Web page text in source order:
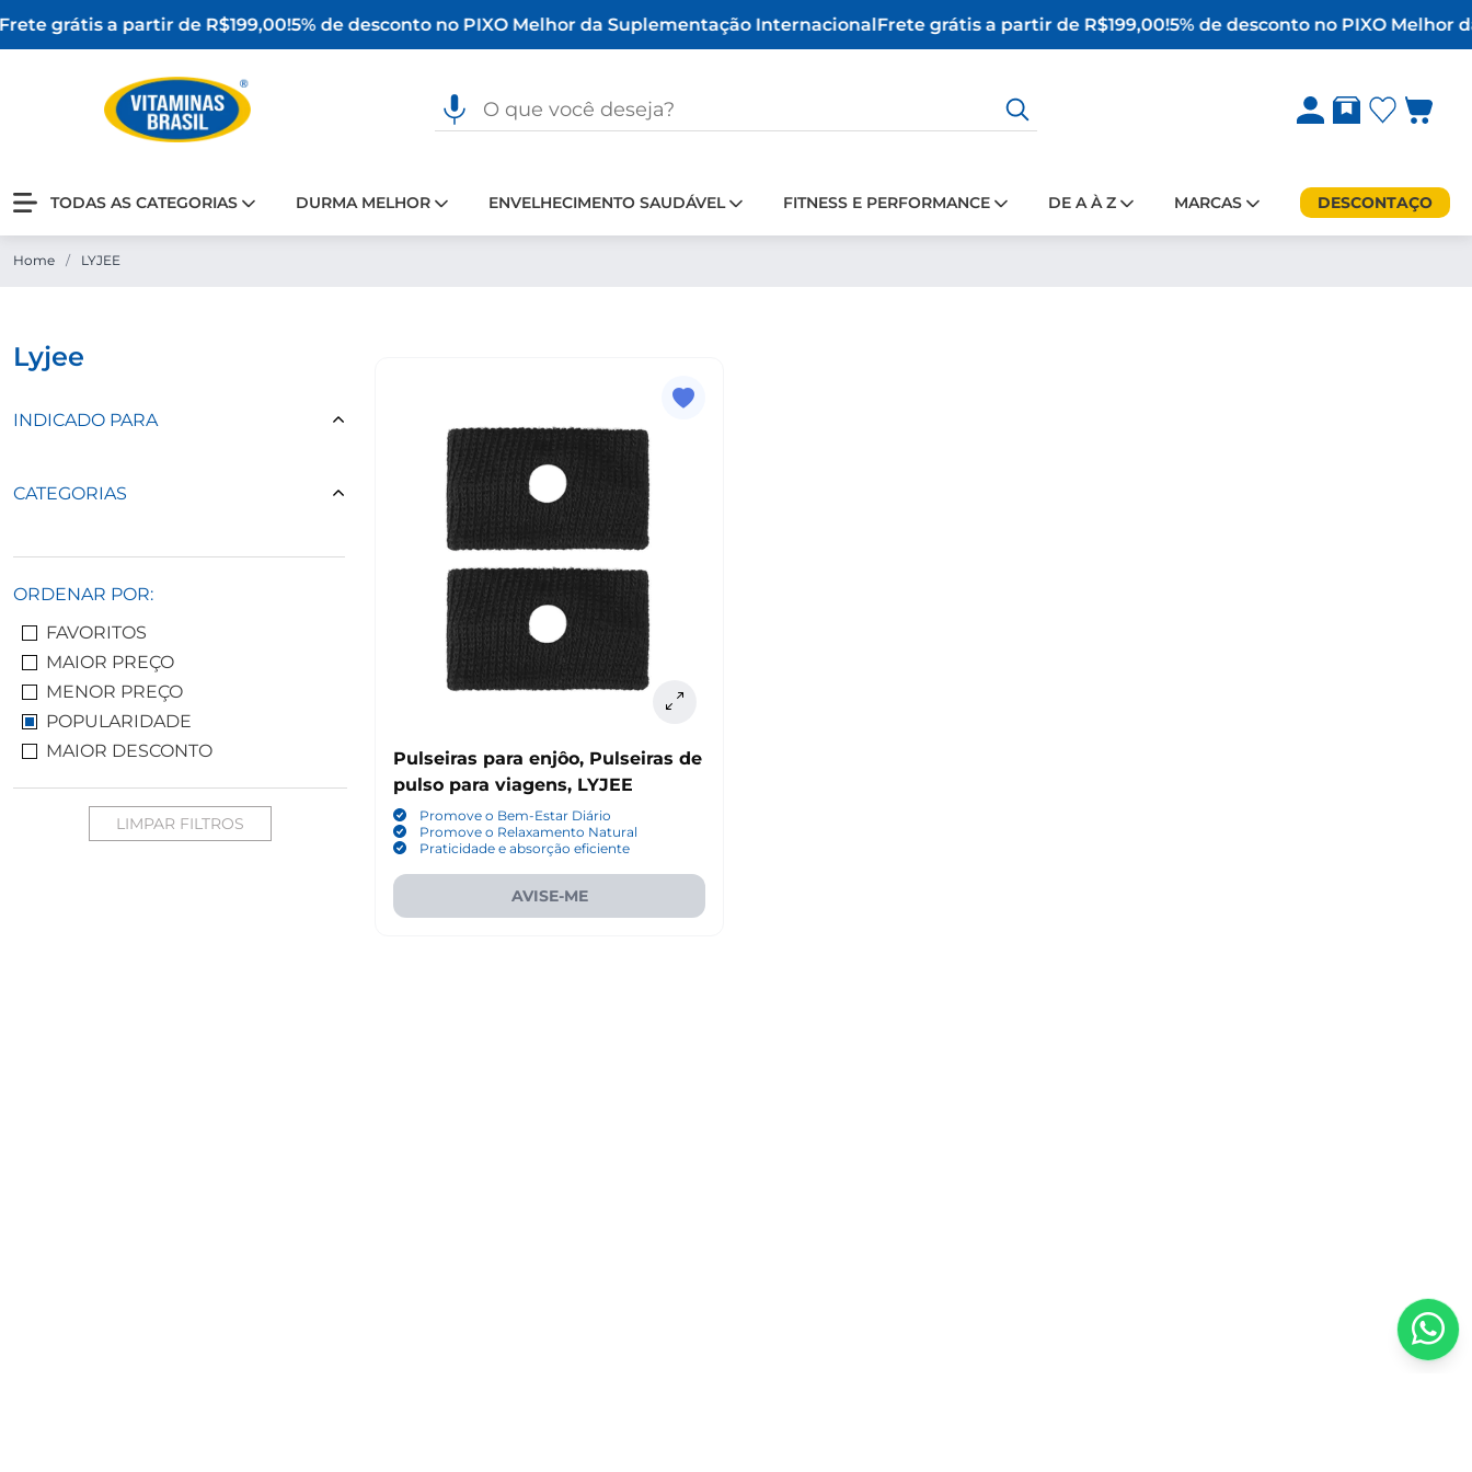
grátis a partir de R$199,00!5% de desconto no PIXO Melhor da Suplementação InternacionalFrete grátis a partir de R$199,00!5% de desconto no PIXO Melhor
TODAS AS CATEGORIAS DURMA MELHOR ENVELHECIMENTO SAUDÁVEL FITNESS E PERFORMANCE DE A À Z MARCAS DESCONTAÇO
Home / LYJEE
lyjee
INDICADO PARA
CATEGORIAS
ORDENAR POR:
FAVORITOS
MAIOR PREÇO
MENOR PREÇO
POPULARIDADE
MAIOR DESCONTO
LIMPAR FILTROS
Pulseiras para enjôo, Pulseiras de
pulso para viagens, LYJEE
Promove o Bem-Estar Diário
Promove o Relaxamento Natural
Praticidade e absorção eficiente
AVISE-ME